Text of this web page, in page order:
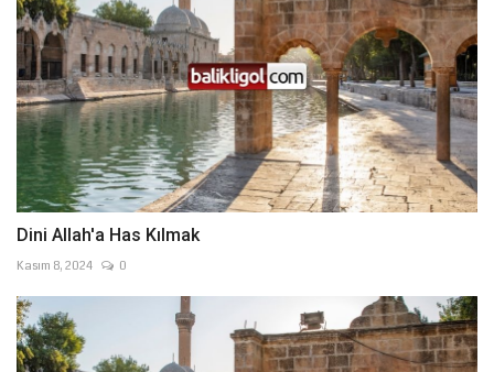
Dini Allah'a Has Kılmak
Kasım 8, 2024 0